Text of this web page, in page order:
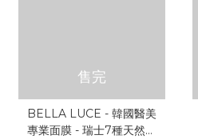
售完
BELLA LUCE - 韓國醫美
專業面膜 - 瑞士7種天然草